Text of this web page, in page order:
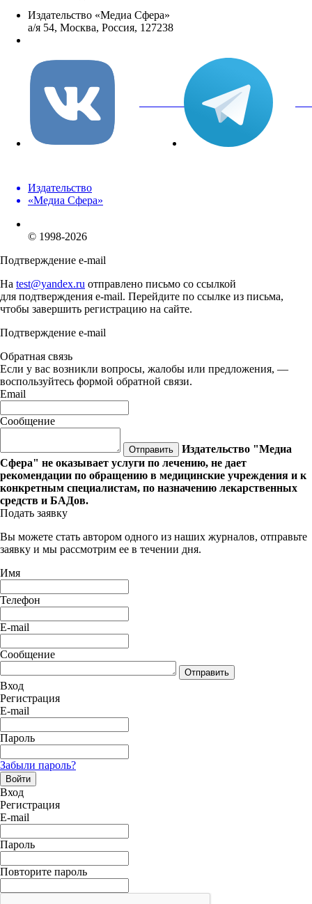
Издательство «Медиа Сфера»
а/я 54, Москва, Россия, 127238
вКонтакте
Издательство
«Медиа Сфера»
© 1998-2026
Подтверждение e-mail
На test@yandex.ru отправлено письмо со ссылкой
для подтверждения e-mail. Перейдите по ссылке из письма,
чтобы завершить регистрацию на сайте.
Подтверждение e-mail
Обратная связь
Если у вас возникли вопросы, жалобы или предложения, —
воспользуйтесь формой обратной связи.
Email
Сообщение
Отправить
Издательство "Медиа
Сфера" не оказывает услуги по лечению, не дает
рекомендации по обращению в медицинские учреждения и к
конкретным специалистам, по назначению лекарственных
средств и БАДов.
Подать заявку
Вы можете стать автором одного из наших журналов, отправьте
заявку и мы рассмотрим ее в течении дня.
Имя
Телефон
E-mail
Сообщение
Отправить
Вход
Регистрация
E-mail
Пароль
Забыли пароль?
Войти
Вход
Регистрация
E-mail
Пароль
Повторите пароль